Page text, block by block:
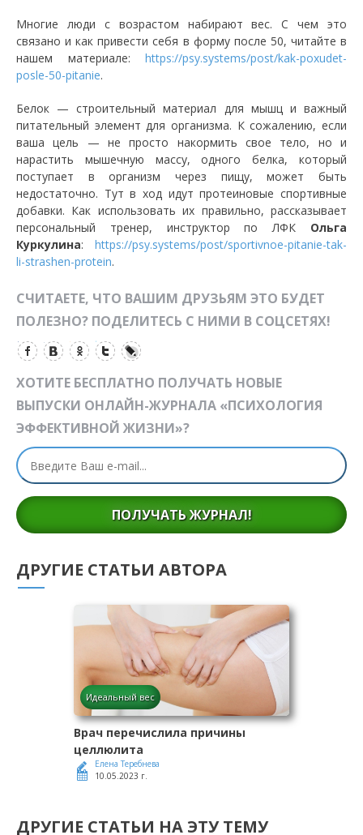
Многие люди с возрастом набирают вес. С чем это
связано и как привести себя в форму после 50, читайте в
нашем материале: https://psy.systems/post/kak-poxudet-
posle-50-pitanie.
Белок — строительный материал для мышц и важный
питательный элемент для организма. К сожалению, если
ваша цель — не просто накормить свое тело, но и
нарастить мышечную массу, одного белка, который
поступает в организм через пищу, может быть
недостаточно. Тут в ход идут протеиновые спортивные
добавки. Как использовать их правильно, рассказывает
персональный тренер, инструктор по ЛФК Ольга
Куркулина: https://psy.systems/post/sportivnoe-pitanie-tak-
li-strashen-protein.
СЧИТАЕТЕ, ЧТО ВАШИМ ДРУЗЬЯМ ЭТО БУДЕТ
ПОЛЕЗНО? ПОДЕЛИТЕСЬ С НИМИ В СОЦСЕТЯХ!
ХОТИТЕ БЕСПЛАТНО ПОЛУЧАТЬ НОВЫЕ
ВЫПУСКИ ОНЛАЙН-ЖУРНАЛА «ПСИХОЛОГИЯ
ЭФФЕКТИВНОЙ ЖИЗНИ»?
ПОЛУЧАТЬ ЖУРНАЛ!
ДРУГИЕ СТАТЬИ АВТОРА
Идеальный вес
Врач перечислила причины
целлюлита
Елена Теребнева
10.05.2023 г.
ДРУГИЕ СТАТЬИ НА ЭТУ ТЕМУ